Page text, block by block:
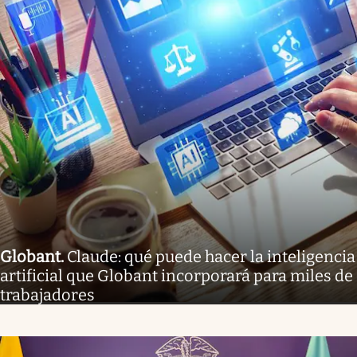
Globant.Claude: qué puede hacer la inteligencia
artificial que Globant incorporará para miles de
trabajadores